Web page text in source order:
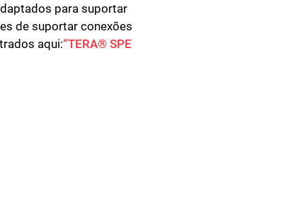
para suportar
de suportar conexões
aqui:“TERA® SPE